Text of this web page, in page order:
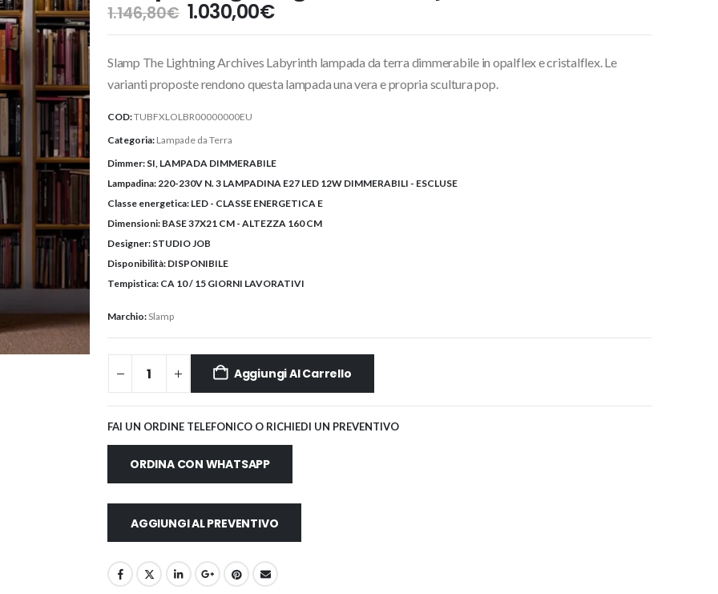
1.146,80€ Il
prezzo
era:
1.146,80€.
1.030,00€Il
prezzo
è:
1.030,00€.
Slamp The Lightning Archives Labyrinth lampada da terra dimmerabile in opalflex e cristalflex. Le
varianti proposte rendono questa lampada una vera e propria scultura pop.
COD:TUBFXLOLBR00000000EU
Categoria: Lampade da Terra
Dimmer: SI, LAMPADA DIMMERABILE
Lampadina: 220-230V N. 3 LAMPADINA E27 LED 12W DIMMERABILI - ESCLUSE
Classe energetica: LED - CLASSE ENERGETICA E
Dimensioni: BASE 37X21 CM - ALTEZZA 160 CM
Designer: STUDIO JOB
Disponibilità: DISPONIBILE
Tempistica: CA 10 / 15 GIORNI LAVORATIVI
Marchio:Slamp
Aggiungi Al Carrello
FAI UN ORDINE TELEFONICO O RICHIEDI UN PREVENTIVO
ORDINA CON WHATSAPP
AGGIUNGI AL PREVENTIVO